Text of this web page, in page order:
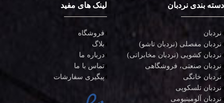
دسته بندی نردبان
نردبان
نردبان مفصلی (نردبان تاشو)
نردبان کشویی (نردبان مخابراتی)
نردبان صنعتی، فروشگاهی
نردبان خانگی
نردبان تلسکوپی
نردبان آلومینیومی
لینک های مفید
فروشگاه
بلاگ
درباره ما
تماس با ما
پیگیری سفارشات